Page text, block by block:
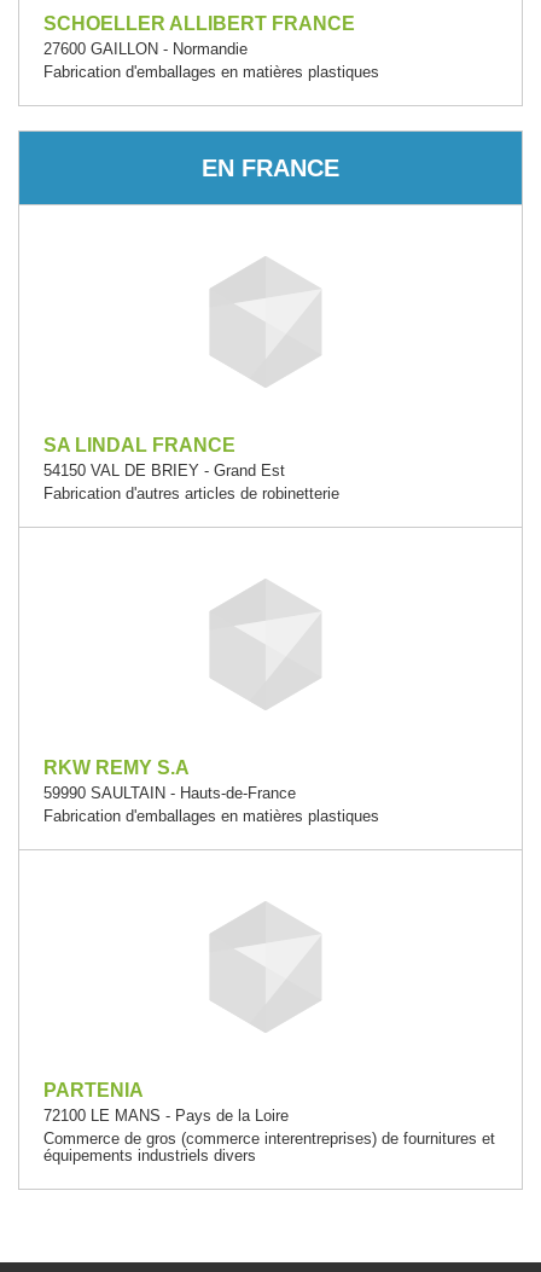
SCHOELLER ALLIBERT FRANCE
27600 GAILLON - Normandie
Fabrication d'emballages en matières plastiques
EN FRANCE
SA LINDAL FRANCE
54150 VAL DE BRIEY - Grand Est
Fabrication d'autres articles de robinetterie
RKW REMY S.A
59990 SAULTAIN - Hauts-de-France
Fabrication d'emballages en matières plastiques
PARTENIA
72100 LE MANS - Pays de la Loire
Commerce de gros (commerce interentreprises) de fournitures et
équipements industriels divers